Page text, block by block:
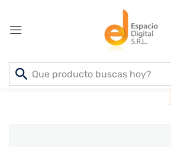
Inicio PRODUCTOS
INFORMATICA
Sign in